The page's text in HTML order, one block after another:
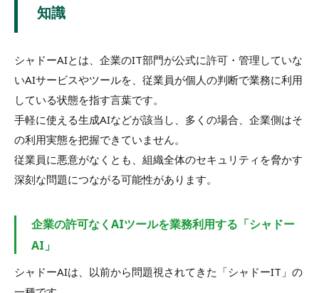
知識
シャドーAIとは、企業のIT部門が公式に許可・管理していな
いAIサービスやツールを、従業員が個人の判断で業務に利用
している状態を指す言葉です。
手軽に使える生成AIなどが該当し、多くの場合、企業側はそ
の利用実態を把握できていません。
従業員に悪意がなくとも、組織全体のセキュリティを脅かす
深刻な問題につながる可能性があります。
企業の許可なくAIツールを業務利用する「シャドー
AI」
シャドーAIは、以前から問題視されてきた「シャドーIT」の